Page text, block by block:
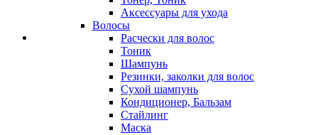
Аксессуары для ухода
Волосы
Расчески для волос
Тоник
Шампунь
Резинки, заколки для волос
Сухой шампунь
Кондиционер, Бальзам
Стайлинг
Маска